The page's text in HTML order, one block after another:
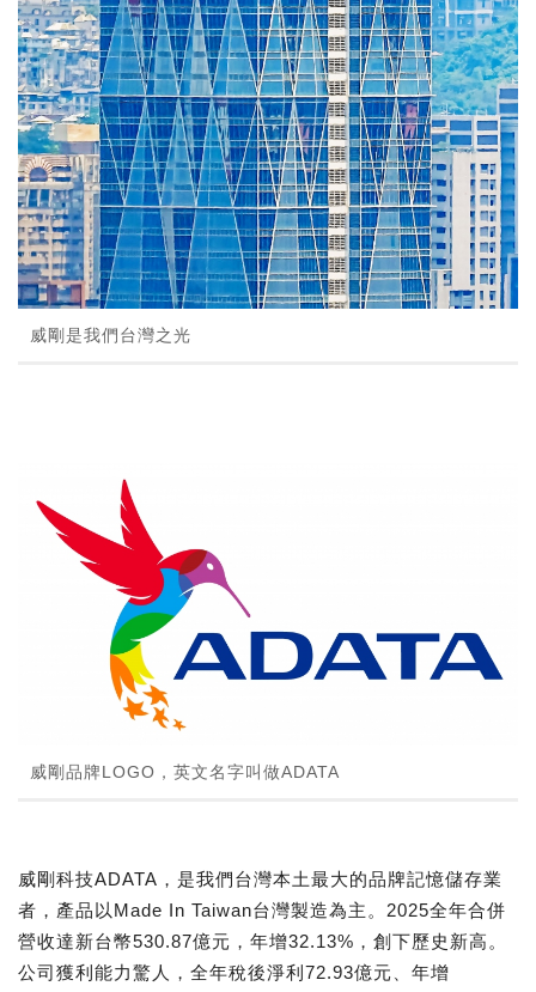
威剛是我們台灣之光
威剛品牌LOGO，英文名字叫做ADATA
威剛科技ADATA，是我們台灣本土最大的品牌記憶儲存業
者，產品以Made In Taiwan台灣製造為主。2025全年合併
營收達新台幣530.87億元，年增32.13%，創下歷史新高。
公司獲利能力驚人，全年稅後淨利72.93億元、年增